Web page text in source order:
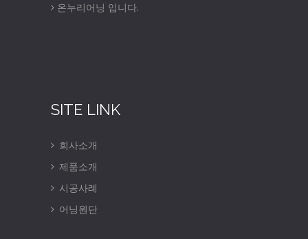
온누리어닝 입니다.
SITE LINK
회사소개
제품소개
시공사례
어닝원단